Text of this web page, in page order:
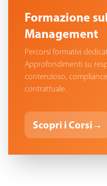
Formazione
Management
Percorsi formativi
Approfondimenti su
contenzioso,
contrattuale.
Scopri i Corsi→